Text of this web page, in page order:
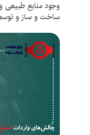
وجود منابع طبیعی
ساخت و ساز و توسعه